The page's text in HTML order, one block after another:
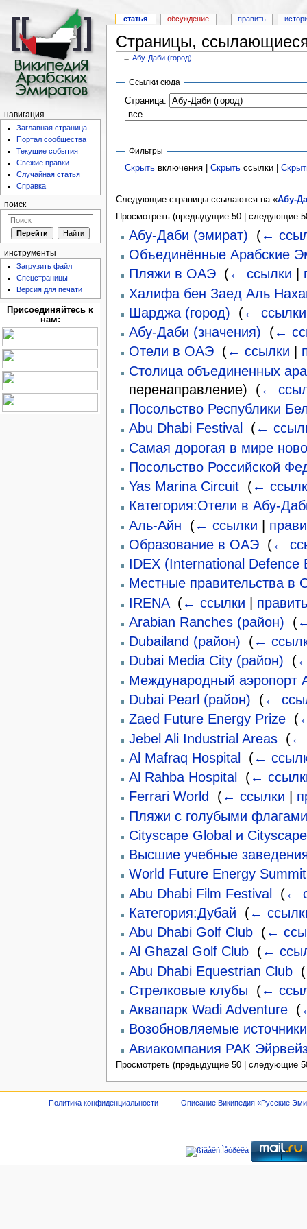
Страницы,
←Абу-Даби (город)
Ссылки сюда
Страница:
Фильтры
Скрыть включения |Скрыть ссылки |
Следующие страницы ссылаются на «Абу-
Просмотреть (предыдущие 50 | следующие
Абу-Даби (эмират) (←
Объединённые Арабские
Пляжи в ОАЭ‎ (← ссылки
Халифа бен Заед Аль
Шарджа (город)
(← ссылки
Абу-Даби (значения)
(←
Отели в ОАЭ‎ (← ссылки
Столица объединенных
перенаправление) ‎ (←
Посольство Республики
Abu Dhabi Festival
(←
Самая дорогая в мире
Посольство Российской
Yas Marina Circuit‎ (←
Категория:Отели в Абу-
Аль-Айн
(← ссылки |
Образование в ОАЭ‎ (←
IDEX (International Defence
Местные правительства в
IRENA‎ (← ссылки | править
Arabian Ranches (район)
(
Dubailand (район)
(←
Dubai Media City (район)
(
Международный аэропорт
Dubai Pearl (район)
(←
Zaed Future Energy Prize‎ (
Jebel Ali Industrial Areas‎ (←
Al Mafraq Hospital
(←
Al Rahba Hospital
(←
Ferrari World
(← ссылки
Пляжи с голубыми
Cityscape Global и
Высшие учебные
World Future Energy Summit
Abu Dhabi Film Festival‎ (←
Категория:Дубай
(←
Abu Dhabi Golf Club‎ (←
Al Ghazal Golf Club‎ (←
Abu Dhabi Equestrian Club‎ (
Стрелковые клубы
(←
Аквапарк Wadi Adventure‎ (
Возобновляемые
Авиакомпания РАК
Просмотреть (предыдущие 50 | следующие
статья обсуждение править
навигация
Заглавная страница
Портал сообщества
Текущие события
Свежие правки
Случайная статья
Справка
поиск
инструменты
Загрузить файл
Спецстраницы
Версия для печати
Присоединяйтесь к
нам:
Политика конфиденциальности Описание Википедия «Русские